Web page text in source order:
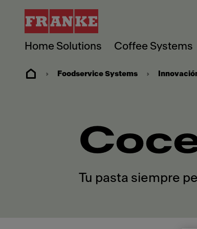
Home Solutions Coffee Systems
Foodservice Systems
Tu pasta siempre